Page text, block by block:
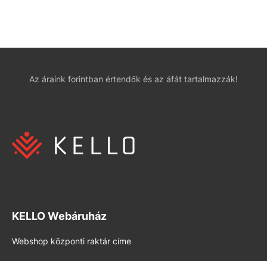
Az áraink forintban értendők és az áfát tartalmazzák!
KELLO Webáruház
Webshop központi raktár címe